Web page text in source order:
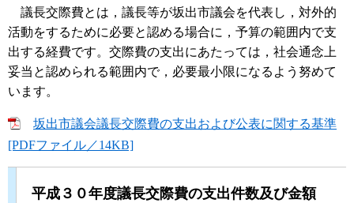
議長交際費とは，議長等が坂出市議会を代表し，対外的
活動をするために必要と認める場合に，予算の範囲内で支
出する経費です。交際費の支出にあたっては，社会通念上
妥当と認められる範囲内で，必要最小限になるよう努めて
います。
坂出市議会議長交際費の支出および公表に関する基準
[PDFファイル／14KB]
平成３０年度議長交際費の支出件数及び金額